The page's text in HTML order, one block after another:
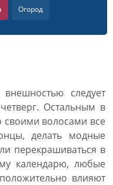
Огород
следует
Остальным в
своими волосами все
делать модные
перекрашиваться в
календарю, любые
влияют